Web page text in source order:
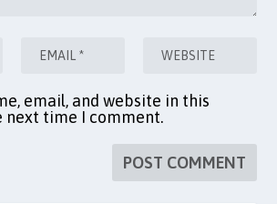
email, and website in this
next time I comment.